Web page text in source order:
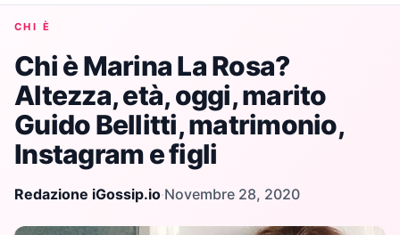
CHI È
Chi è Marina La Rosa?
Altezza, età, oggi, marito
Guido Bellitti, matrimonio,
Instagram e figli
Redazione iGossip.io·Novembre 28, 2020